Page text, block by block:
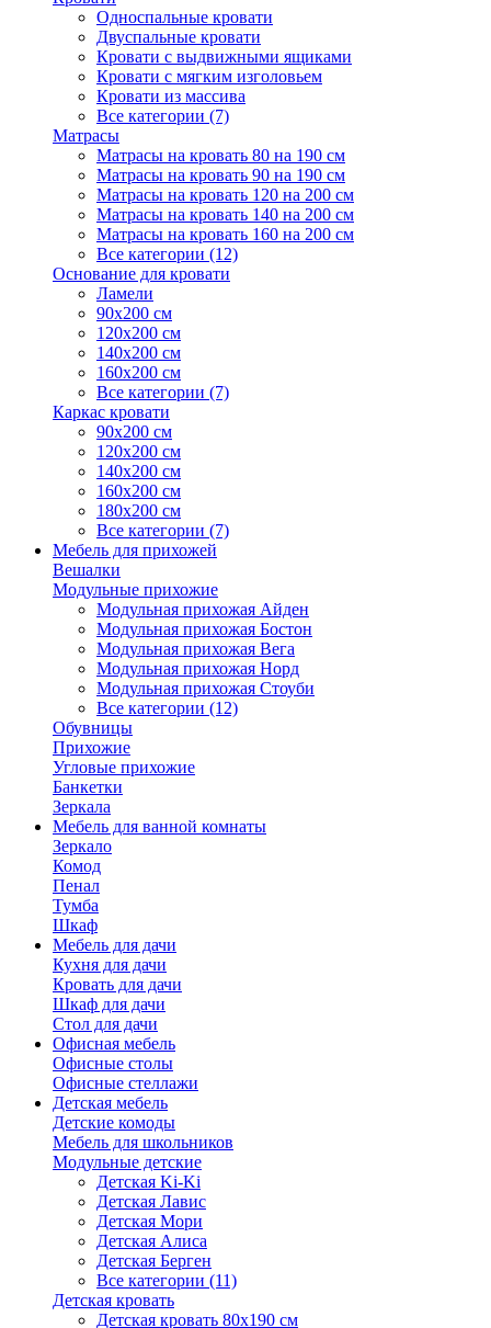
Односпальные кровати
Двуспальные кровати
Кровати с выдвижными ящиками
Кровати с мягким изголовьем
Кровати из массива
Все категории (7)
Матрасы
Матрасы на кровать 80 на 190 см
Матрасы на кровать 90 на 190 см
Матрасы на кровать 120 на 200 см
Матрасы на кровать 140 на 200 см
Матрасы на кровать 160 на 200 см
Все категории (12)
Основание для кровати
Ламели
90х200 см
120х200 см
140х200 см
160х200 см
Все категории (7)
Каркас кровати
90х200 см
120х200 см
140х200 см
160х200 см
180х200 см
Все категории (7)
Мебель для прихожей
Вешалки
Модульные прихожие
Модульная прихожая Айден
Модульная прихожая Бостон
Модульная прихожая Вега
Модульная прихожая Норд
Модульная прихожая Стоуби
Все категории (12)
Обувницы
Прихожие
Угловые прихожие
Банкетки
Зеркала
Мебель для ванной комнаты
Зеркало
Комод
Пенал
Тумба
Шкаф
Мебель для дачи
Кухня для дачи
Кровать для дачи
Шкаф для дачи
Стол для дачи
Офисная мебель
Офисные столы
Офисные стеллажи
Детская мебель
Детские комоды
Мебель для школьников
Модульные детские
Детская Ki-Ki
Детская Лавис
Детская Мори
Детская Алиса
Детская Берген
Все категории (11)
Детская кровать
Детская кровать 80х190 см